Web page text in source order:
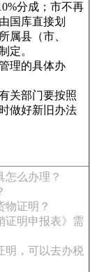
分成；市不再
国库直接划
属县（市、
定。
理的具体办
关部门要按照
做好新旧办法
怎么办理？
物证明？
证明申报表》需
明，可以去办税